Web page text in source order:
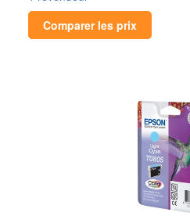
Comparer les prix